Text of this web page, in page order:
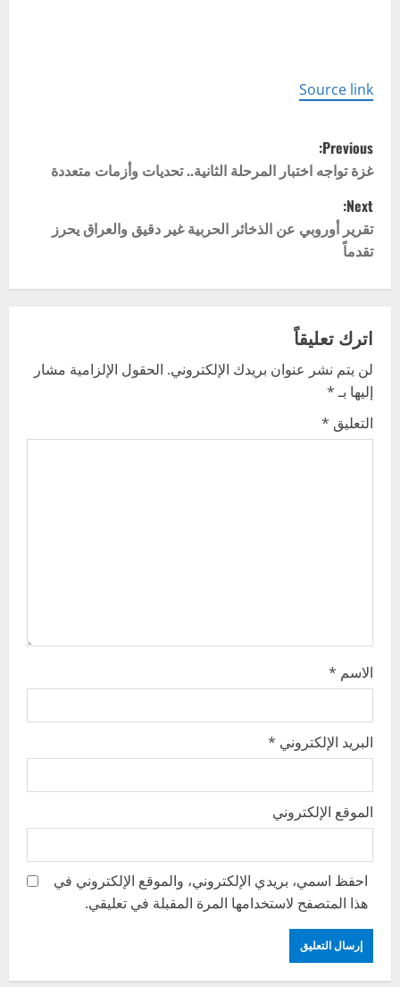
Source link
P
o
s
t
n
a
v
i
g
Previous:
غزة تواجه اختبار المرحلة الثانية.. تحديات وأزمات متعددة
Next:
تقرير أوروبي عن الذخائر الحربية غير دقيق والعراق يحرز
تقدماً
اترك تعليقاً
لن يتم نشر عنوان بريدك الإلكتروني. الحقول الإلزامية مشار
إليها بـ*
التعليق *
الاسم *
البريد الإلكتروني *
الموقع الإلكتروني
احفظ اسمي، بريدي الإلكتروني، والموقع الإلكتروني في
هذا المتصفح لاستخدامها المرة المقبلة في تعليقي.